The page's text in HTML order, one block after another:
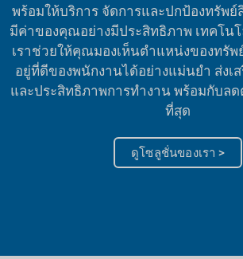
พร้อมให้บริการ จัดการและปกป้องทรัพ
มีค่าของคุณอย่างมีประสิทธิภาพ เทคโน
เราช่วยให้คุณมองเห็นตำแหน่งของทรั
อยู่ที่ดีของพนักงานได้อย่างแม่นยำ ส่งเ
และประสิทธิภาพการทำงาน พร้อมกับล
ที่สุด
ดูโซลูชั่นของเรา >